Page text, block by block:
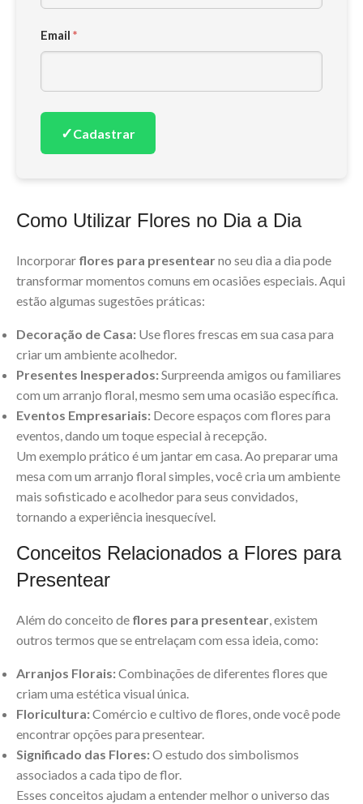
Email *
✓Cadastrar
Como Utilizar Flores no Dia a Dia
Incorporar flores para presentearno seu dia a dia pode
transformar momentos comuns em ocasiões especiais. Aqui
estão algumas sugestões práticas:
Decoração de Casa: Use flores frescas em sua casa para
criar um ambiente acolhedor.
Presentes Inesperados:Surpreenda amigos ou familiares
com um arranjo floral, mesmo sem uma ocasião específica.
Eventos Empresariais: Decore espaços com flores para
eventos, dando um toque especial à recepção.
Um exemplo prático é um jantar em casa. Ao preparar uma
mesa com um arranjo floral simples, você cria um ambiente
mais sofisticado e acolhedor para seus convidados,
tornando a experiência inesquecível.
Conceitos Relacionados a Flores para
Presentear
Além do conceito de flores para presentear, existem
outros termos que se entrelaçam com essa ideia, como:
Arranjos Florais:Combinações de diferentes flores que
criam uma estética visual única.
Floricultura:Comércio e cultivo de flores, onde você pode
encontrar opções para presentear.
Significado das Flores:O estudo dos simbolismos
associados a cada tipo de flor.
Esses conceitos ajudam a entender melhor o universo das